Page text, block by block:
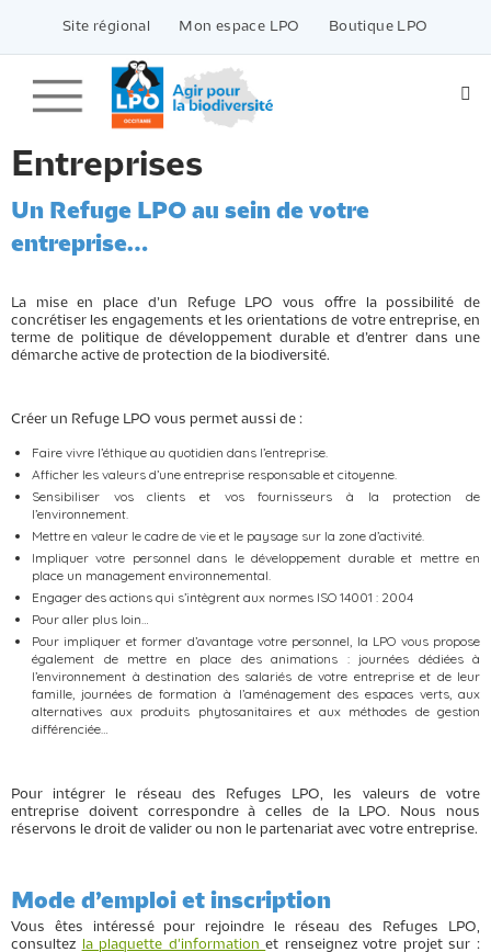
contenu
Site régional Mon espace LPO Boutique LPO
Entreprises
Un Refuge LPO au sein de votre
entreprise…
La mise en place d’un Refuge LPO vous offre la possibilité de
concrétiser les engagements et les orientations de votre entreprise, en
terme de politique de développement durable et d’entrer dans une
démarche active de protection de la biodiversité.
Créer un Refuge LPO vous permet aussi de :
Faire vivre l’éthique au quotidien dans l’entreprise.
Afficher les valeurs d’une entreprise responsable et citoyenne.
Sensibiliser vos clients et vos fournisseurs à la protection de
l’environnement.
Mettre en valeur le cadre de vie et le paysage sur la zone d’activité.
Impliquer votre personnel dans le développement durable et mettre en
place un management environnemental.
Engager des actions qui s’intègrent aux normes ISO 14001 : 2004
Pour aller plus loin…
Pour impliquer et former d’avantage votre personnel, la LPO vous propose
également de mettre en place des animations : journées dédiées à
l’environnement à destination des salariés de votre entreprise et de leur
famille, journées de formation à l’aménagement des espaces verts, aux
alternatives aux produits phytosanitaires et aux méthodes de gestion
différenciée…
Pour intégrer le réseau des Refuges LPO, les valeurs de votre
entreprise doivent correspondre à celles de la LPO. Nous nous
réservons le droit de valider ou non le partenariat avec votre entreprise.
Mode d’emploi et inscription
Vous êtes intéressé pour rejoindre le réseau des Refuges LPO,
consultez
la plaquette d'informationet renseignez votre projet sur :